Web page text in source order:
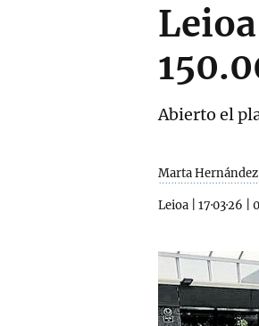
Abierto el
Marta Hernández
Leioa 17·03·26